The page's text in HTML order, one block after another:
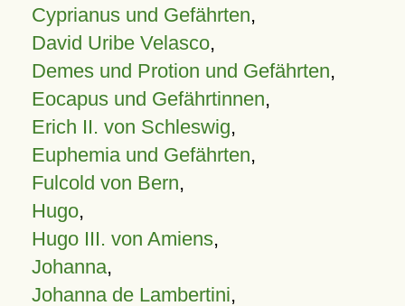
Cyprianus und Gefährten,
David Uribe Velasco,
Demes und Protion und Gefährten,
Eocapus und Gefährtinnen,
Erich II. von Schleswig,
Euphemia und Gefährten,
Fulcold von Bern,
Hugo,
Hugo III. von Amiens,
Johanna,
Johanna de Lambertini,